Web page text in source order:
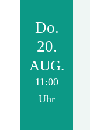
Do.
20.
AUG.
11:00
Uhr